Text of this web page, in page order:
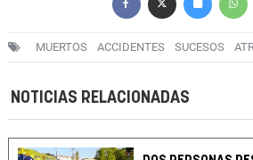
MUERTOS ACCIDENTES SUCESOS
NOTICIAS RELACIONADAS